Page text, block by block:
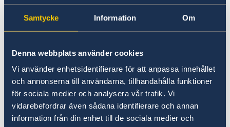
Samtycke Information Om
Denna webbplats använder cookies
Vi använder enhetsidentifierare för att anpassa innehållet
och annonserna till användarna, tillhandahålla funktioner
för sociala medier och analysera vår trafik. Vi
vidarebefordrar även sådana identifierare och annan
information från din enhet till de sociala medier och
Travelling to Sweden as a British citizen
Moving to Sweden from the United Kingdom
Study in Sweden as a British citizen
Apply for a Schengen Visa
For examples of translators and interpreters
please seedocument at this link. The
information is supplied by the translators and
translator or interpreter directly for details. The
Embassy cannot accept responsibility for
interpreters, translators, companies or
individual translations.